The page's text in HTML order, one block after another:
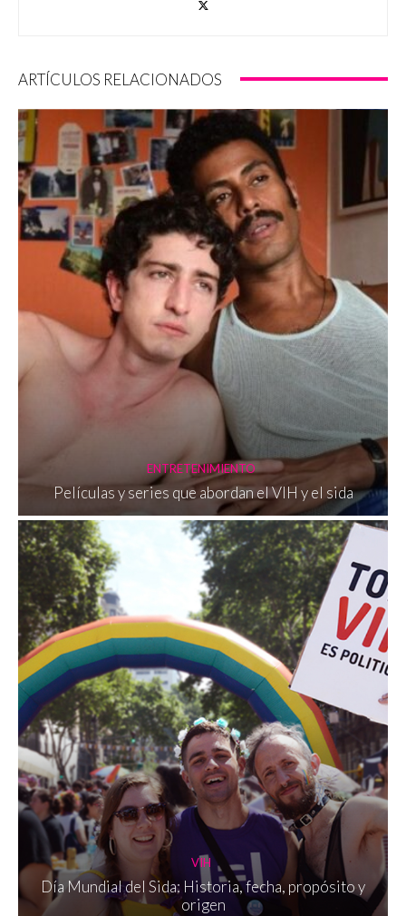
ARTÍCULOS RELACIONADOS
ENTRETENIMIENTO
Películas y series que abordan el VIH y el sida
VIH
Día Mundial del Sida: Historia, fecha, propósito y
origen